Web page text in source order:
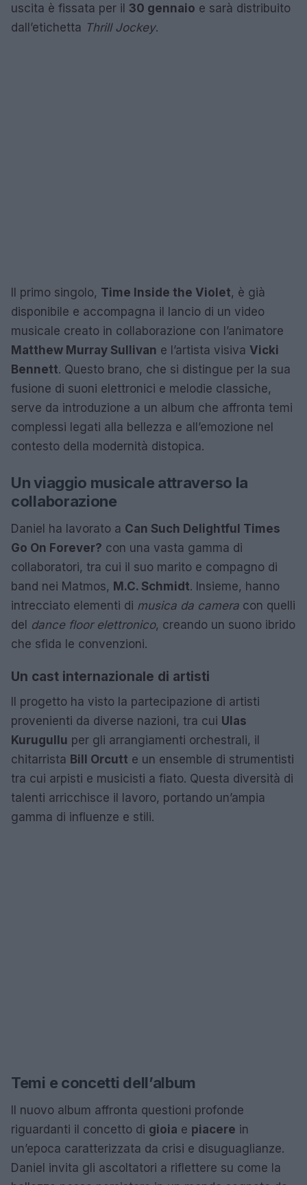
uscita è fissata per il 30 gennaio e sarà distribuito
dall’etichetta Thrill Jockey.
Il primo singolo, Time Inside the Violet, è già
disponibile e accompagna il lancio di un video
musicale creato in collaborazione con l’animatore
Matthew Murray Sullivan e l’artista visiva Vicki
Bennett. Questo brano, che si distingue per la sua
fusione di suoni elettronici e melodie classiche,
serve da introduzione a un album che affronta temi
complessi legati alla bellezza e all’emozione nel
contesto della modernità distopica.
Un viaggio musicale attraverso la
collaborazione
Daniel ha lavorato a Can Such Delightful Times
Go On Forever? con una vasta gamma di
collaboratori, tra cui il suo marito e compagno di
band nei Matmos, M.C. Schmidt. Insieme, hanno
intrecciato elementi di musica da camera con quelli
del dance floor elettronico, creando un suono ibrido
che sfida le convenzioni.
Un cast internazionale di artisti
Il progetto ha visto la partecipazione di artisti
provenienti da diverse nazioni, tra cui Ulas
Kurugullu per gli arrangiamenti orchestrali, il
chitarrista Bill Orcutt e un ensemble di strumentisti
tra cui arpisti e musicisti a fiato. Questa diversità di
talenti arricchisce il lavoro, portando un’ampia
gamma di influenze e stili.
Temi e concetti dell’album
Il nuovo album affronta questioni profonde
riguardanti il concetto di gioia e piacere in
un’epoca caratterizzata da crisi e disuguaglianze.
Daniel invita gli ascoltatori a riflettere su come la